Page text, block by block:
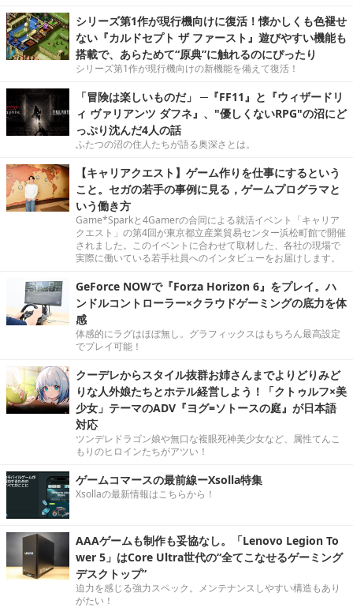
シリーズ第1作が現行機向けに復活！懐かしくも色褪せ
ない『カルドセプト ザ ファースト』遊びやすい機能も
搭載で、あらためて“原典”に触れるのにぴったり
シリーズ第1作が現行機向けの新機能を備えて復活！
「冒険は楽しいものだ」 ─『FF11』と『ウィザードリ
ィ ヴァリアンツ ダフネ』、"優しくないRPG"の沼にど
っぷり沈んだ4人の話
ふたつの沼の住人たちが語る奥深さとは。
【キャリアクエスト】ゲーム作りを仕事にするという
こと。セガの若手の事例に見る，ゲームプログラマと
いう働き方
Game*Sparkと4Gamerの合同による就活イベント「キャリア
クエスト」の第4回が東京都立産業貿易センター浜松町館で開催
されました。このイベントに合わせて取材した、各社の現場で
実際に働いている若手社員へのインタビューをお届けします。
GeForce NOWで『Forza Horizon 6』をプレイ。ハ
ンドルコントローラー×クラウドゲーミングの底力を体
感
体感的にラグはほぼ無し。グラフィックスはもちろん最高設定
でプレイ可能！
クーデレからスタイル抜群お姉さんまでよりどりみど
りな人外娘たちとホテル経営しよう！「クトゥルフ×美
少女」テーマのADV『ヨグ=ソトースの庭』が日本語
対応
ツンデレドラゴン娘や無口な複眼死神美少女など、属性てんこ
もりのヒロインたちがアツい！
ゲームコマースの最前線ーXsolla特集
Xsollaの最新情報はこちらから！
AAAゲームも制作も妥協なし。「Lenovo Legion To
wer 5」はCore Ultra世代の“全てこなせるゲーミング
デスクトップ”
迫力を感じる強力スペック。メンテナンスしやすい構造もあり
がたい！